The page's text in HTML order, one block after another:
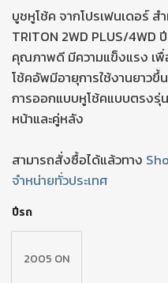
บูชหูโช้ค จากโปรเฟนเดอร์ ส
TRITON 2WD PLUS/
คุณภาพดี มีความแข็งแรง เพื่
โช้คอัพมีอายุการใช้งานยาว
การออกแบบหูโช้คแบบตรงรุ่
หน้าและคู่หลัง
สามารถสั่งซื้อได้แล้วทาง
จำหน่ายทั่วประเทศ
ปีรถ
2005 ON